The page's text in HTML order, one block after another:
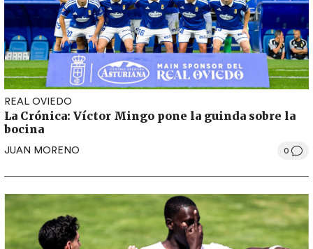
REAL OVIEDO
La Crónica: Víctor Mingo pone la guinda sobre la
bocina
JUAN MORENO 0